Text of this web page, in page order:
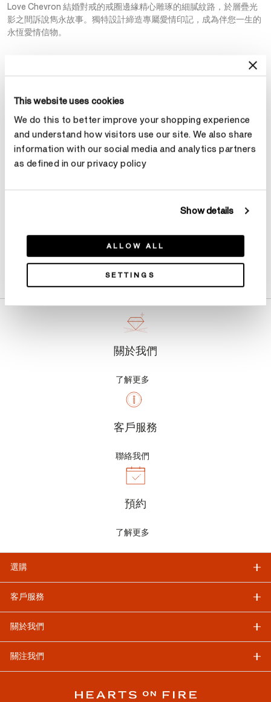
This website uses cookies
We do this to better improve your shopping experience
and understand how visitors use our site. We also share
information with our social media and analytics partners
as defined in our privacy policy
Show details
ALLOW ALL
SETTINGS
Love Chevron 結婚對戒的戒圈邊緣精心雕琢的細膩紋路，於層疊光
影之間訴說雋永故事。獨特設計締造專屬愛情印記，成為伴您一生的
永恆愛情信物。
選擇 金屬
預約鑑賞
產品詳情
關於我們
了解更多
客戶服務
聯絡我們
預約
了解更多
選購
客戶服務
關於我們
關注我們